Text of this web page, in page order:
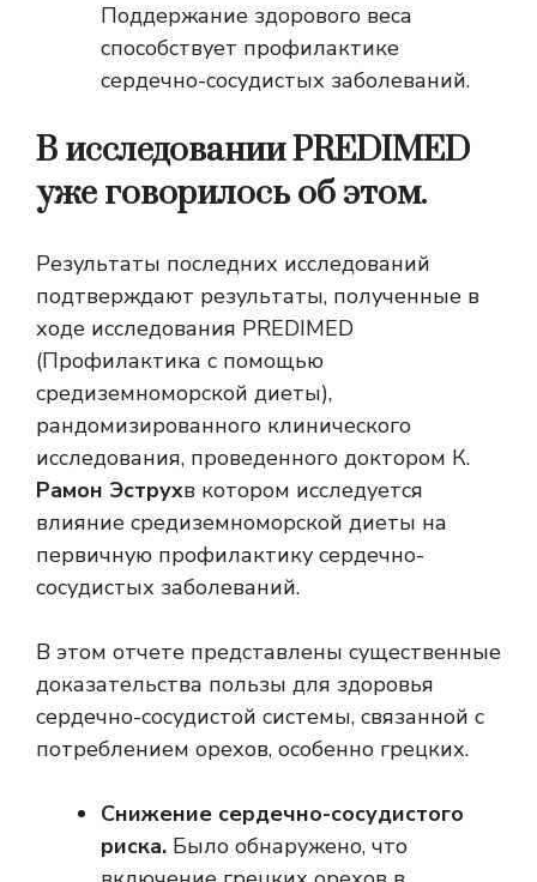
Поддержание здорового веса
способствует профилактике
сердечно-сосудистых заболеваний.
В исследовании PREDIMED
уже говорилось об этом.
Результаты последних исследований
подтверждают результаты, полученные в
ходе исследования PREDIMED
(Профилактика с помощью
средиземноморской диеты),
рандомизированного клинического
исследования, проведенного доктором К.
Рамон Эструхв котором исследуется
влияние средиземноморской диеты на
первичную профилактику сердечно-
сосудистых заболеваний.
В этом отчете представлены существенные
доказательства пользы для здоровья
сердечно-сосудистой системы, связанной с
потреблением орехов, особенно грецких.
Снижение сердечно-сосудистого
риска. Было обнаружено, что